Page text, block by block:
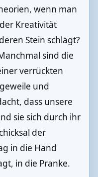
wenn man
Kreativität
Stein schlägt?
sind die
verrückten
und
dass unsere
sie sich durch ihr
der
in die Hand
in die Pranke.